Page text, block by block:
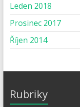
Leden 2018
Prosinec 2017
Říjen 2014
Rubriky